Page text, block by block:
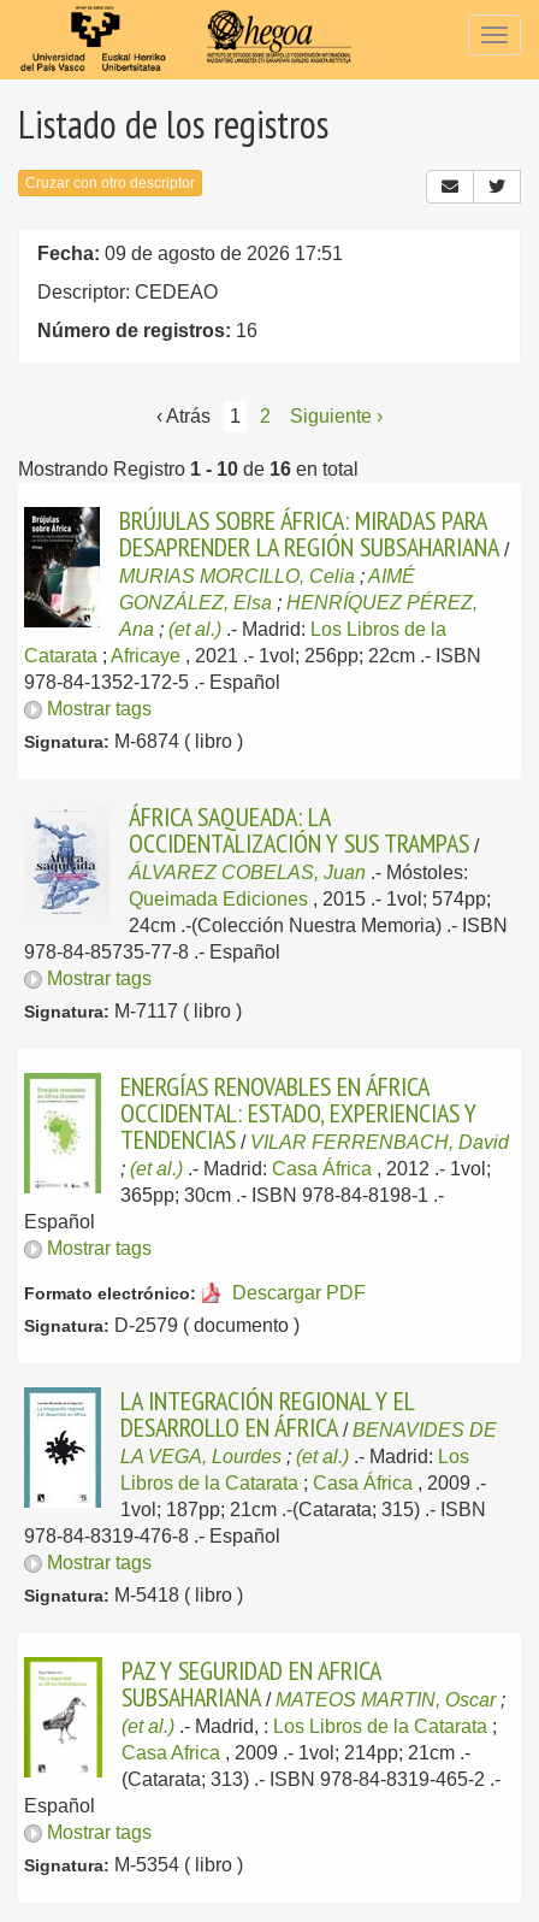
Listado de los registros
Cruzar con otro descriptor
Fecha: 09 de agosto de 2026 17:51
Descriptor: CEDEAO
Número de registros: 16
‹ Atrás 1 2 Siguiente ›
Mostrando Registro 1 - 10 de 16 en total
BRÚJULAS SOBRE ÁFRICA: MIRADAS PARA
DESAPRENDER LA REGIÓN SUBSAHARIANA /
MURIAS MORCILLO, Celia ;AIMÉ
GONZÁLEZ, Elsa ; HENRÍQUEZ PÉREZ,
Ana ; (et al.) .- Madrid: Los Libros de la
Catarata ; Africaye , 2021 .- 1vol; 256pp; 22cm .- ISBN
978-84-1352-172-5 .- Español
Mostrar tags
Signatura: M-6874 ( libro )
ÁFRICA SAQUEADA: LA
OCCIDENTALIZACIÓN Y SUS TRAMPAS /
ÁLVAREZ COBELAS, Juan .- Móstoles:
Queimada Ediciones , 2015 .- 1vol; 574pp;
24cm .-(Colección Nuestra Memoria) .- ISBN
978-84-85735-77-8 .- Español
Mostrar tags
Signatura: M-7117 ( libro )
ENERGÍAS RENOVABLES EN ÁFRICA
OCCIDENTAL: ESTADO, EXPERIENCIAS Y
TENDENCIAS / VILAR FERRENBACH, David
; (et al.) .- Madrid: Casa África , 2012 .- 1vol;
365pp; 30cm .- ISBN 978-84-8198-1 .-
Español
Mostrar tags
Formato electrónico: Descargar PDF
Signatura: D-2579 ( documento )
LA INTEGRACIÓN REGIONAL Y EL
DESARROLLO EN ÁFRICA /BENAVIDES DE
LA VEGA, Lourdes ; (et al.) .- Madrid: Los
Libros de la Catarata ; Casa África , 2009 .-
1vol; 187pp; 21cm .-(Catarata; 315) .- ISBN
978-84-8319-476-8 .- Español
Mostrar tags
Signatura: M-5418 ( libro )
PAZ Y SEGURIDAD EN AFRICA
SUBSAHARIANA /MATEOS MARTIN, Oscar;
(et al.) .- Madrid, : Los Libros de la Catarata ;
Casa Africa , 2009 .- 1vol; 214pp; 21cm .-
(Catarata; 313) .- ISBN 978-84-8319-465-2 .-
Español
Mostrar tags
Signatura: M-5354 ( libro )